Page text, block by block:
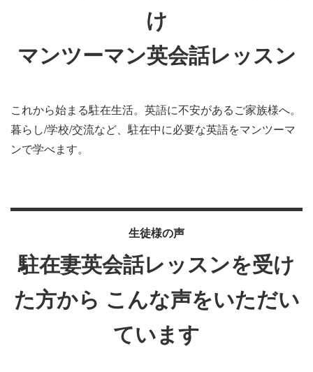
け
マンツーマン英会話レッスン
これから始まる駐在生活。英語に不安があるご家族様へ。
暮らし/学校/交流など、駐在中に必要な英語をマンツーマ
ンで学べます。
生徒様の声
駐在妻英会話レッスンを受け
た方から こんな声をいただい
ています